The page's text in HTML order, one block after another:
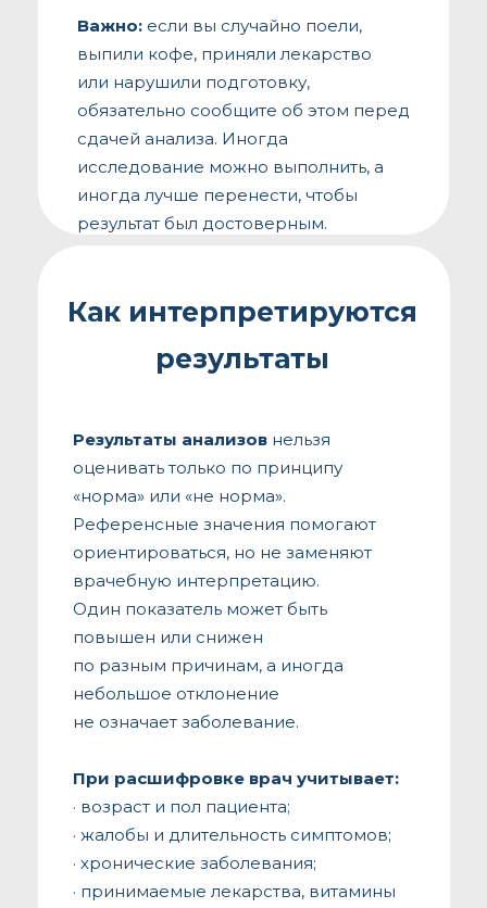
Важно: если вы случайно поели,
выпили кофе, приняли лекарство
или нарушили подготовку,
обязательно сообщите об этом перед
сдачей анализа. Иногда
исследование можно выполнить, а
иногда лучше перенести, чтобы
результат был достоверным.
Результаты анализов нельзя
оценивать только по принципу
«норма» или «не норма».
Референсные значения помогают
ориентироваться, но не заменяют
врачебную интерпретацию.
Один показатель может быть
повышен или снижен
по разным причинам, а иногда
небольшое отклонение
не означает заболевание.
При расшифровке врач учитывает:
· возраст и пол пациента;
· жалобы и длительность симптомов;
· хронические заболевания;
· принимаемые лекарства, витамины
Как интерпретируются
результаты